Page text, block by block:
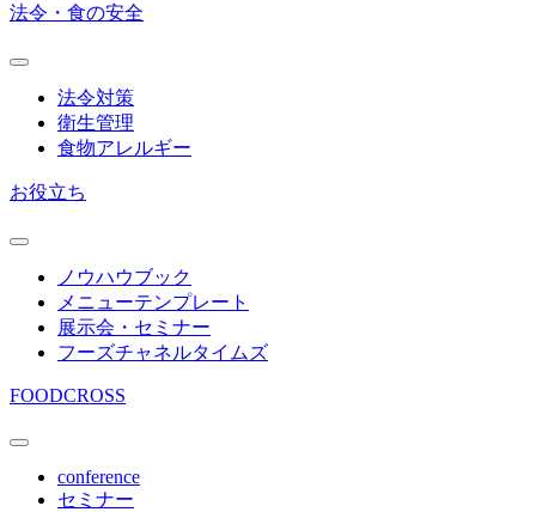
法令・食の安全
法令対策
衛生管理
食物アレルギー
お役立ち
ノウハウブック
メニューテンプレート
展示会・セミナー
フーズチャネルタイムズ
FOODCROSS
conference
セミナー